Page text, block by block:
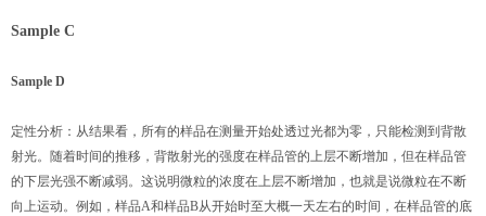
Sample C
Sample D
定性分析：从结果看，所有的样品在测量开始处透过光都为零，只能检测到背散
射光。随着时间的推移，背散射光的强度在样品管的上层不断增加，但在样品管
的下层光强不断减弱。这说明微粒的浓度在上层不断增加，也就是说微粒在不断
向上运动。例如，样品A和样品B从开始时至大概一天左右的时间，在样品管的底